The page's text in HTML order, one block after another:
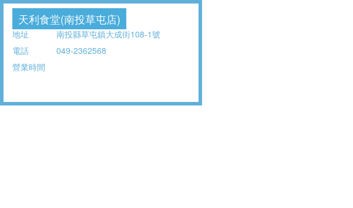
天利食堂(南投草屯店)
地址
南投縣草屯鎮大成街108-1號
電話
049-2362568
營業時間